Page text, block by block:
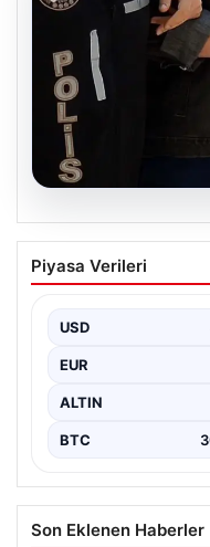
İzmir’de Baba-
Tutuklandı
67 yaşındaki Selçuk
Piyasa Verileri
USD
EUR
ALTIN
BTC
Son Eklenen Haberler